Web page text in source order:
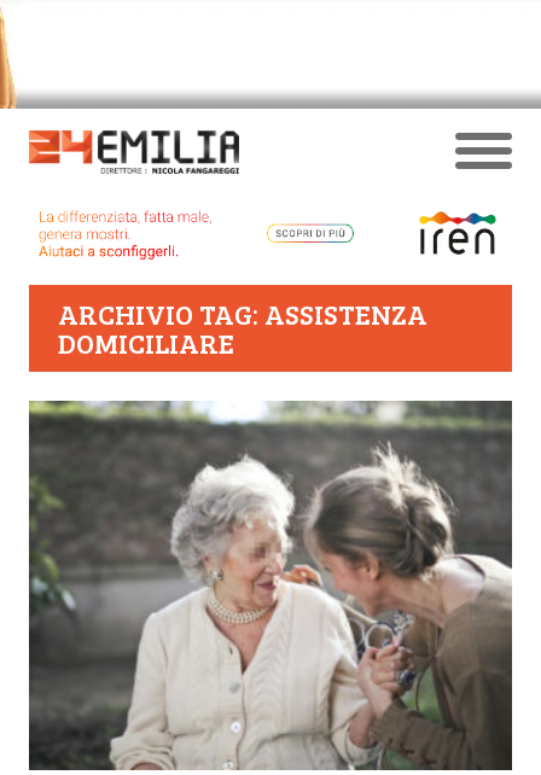
ARCHIVIO TAG: ASSISTENZA
DOMICILIARE